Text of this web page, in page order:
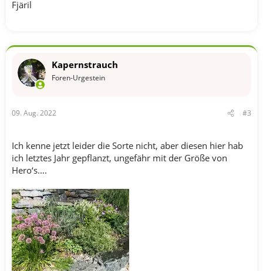
Fjäril
Kapernstrauch
Foren-Urgestein
09. Aug. 2022 #3
Ich kenne jetzt leider die Sorte nicht, aber diesen hier hab
ich letztes Jahr gepflanzt, ungefähr mit der Größe von
Hero‘s….